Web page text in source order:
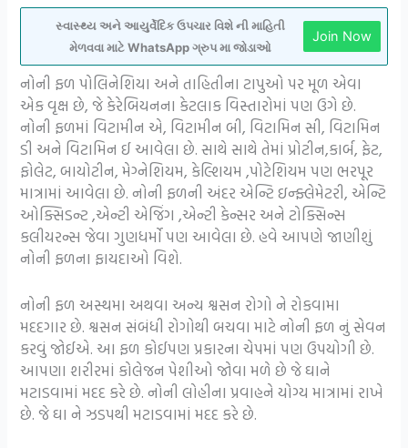
સ્વાસ્થ્ય અને આયુર્વેદિક ઉપચાર વિશે ની માહિતી
મેળવવા માટે WhatsApp ગ્રુપ મા જોડાઓ
Join Now
નોની ફળ પોલિનેશિયા અને તાહિતીના ટાપુઓ પર મૂળ એવા
એક વૃક્ષ છે, જે કેરેબિયનના કેટલાક વિસ્તારોમાં પણ ઉગે છે.
નોની ફળમાં વિટામીન એ, વિટામીન બી, વિટામિન સી, વિટામિન
ડી અને વિટામિન ઈ આવેલા છે. સાથે સાથે તેમાં પ્રોટીન,કાર્બ, ફેટ,
ફોલેટ, બાયોટીન, મેગ્નેશિયમ, કેલ્શિયમ ,પોટેશિયમ પણ ભરપૂર
માત્રામાં આવેલા છે. નોની ફળની અંદર એન્ટિ ઇન્ફ્લેમેટરી, એન્ટિ
ઓક્સિડન્ટ ,એન્ટી એજિંગ ,એન્ટી કેન્સર અને ટોક્સિન્સ
કલીયરન્સ જેવા ગુણધર્મો પણ આવેલા છે. હવે આપણે જાણીશું
નોની ફળના ફાયદાઓ વિશે.
નોની ફળ અસ્થમા અથવા અન્ય શ્વસન રોગો ને રોકવામા
મદદગાર છે. શ્વસન સંબંધી રોગોથી બચવા માટે નોની ફળ નું સેવન
કરવું જોઈએ. આ ફળ કોઈપણ પ્રકારના ચેપમાં પણ ઉપયોગી છે.
આપણા શરીરમાં કોલેજન પેશીઓ જોવા મળે છે જે ઘાને
મટાડવામાં મદદ કરે છે. નોની લોહીના પ્રવાહને યોગ્ય માત્રામાં રાખે
છે. જે ઘા ને ઝડપથી મટાડવામાં મદદ કરે છે.